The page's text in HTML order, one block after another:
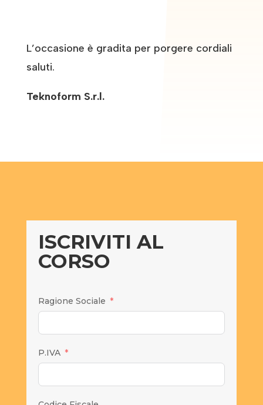
L’occasione è gradita per porgere cordiali
saluti.
Teknoform S.r.l.
ISCRIVITI AL
CORSO
Ragione Sociale
P.IVA